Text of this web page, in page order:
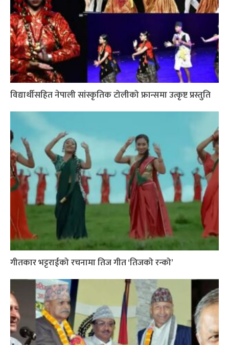
विद्यार्थीसहित नेपाली सांस्कृतिक टोलीको फ्रान्समा उत्कृष्ट प्रस्तुति
गीतकार भट्टराईको रचनामा तिज गीत ‘तिजको रन्को’